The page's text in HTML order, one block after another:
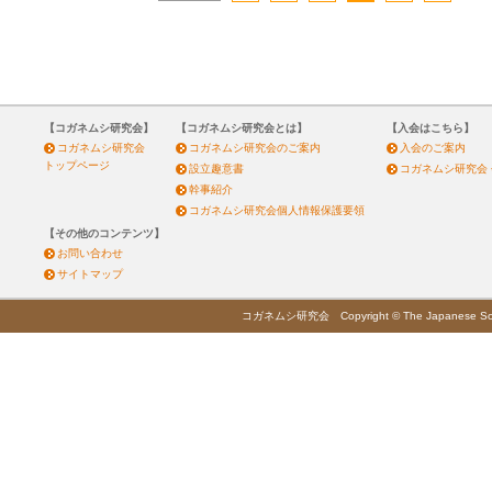
【コガネムシ研究会】
コガネムシ研究会
トップページ
【コガネムシ研究会とは】
コガネムシ研究会のご案内
設立趣意書
幹事紹介
コガネムシ研究会個人情報保護要領
【入会はこちら】
入会のご案内
コガネムシ研究会
【その他のコンテンツ】
お問い合わせ
サイトマップ
コガネムシ研究会 Copyright © The Japanese